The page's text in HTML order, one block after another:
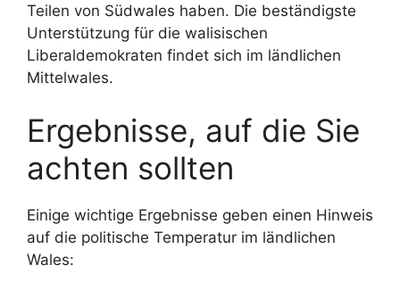
Teilen von Südwales haben. Die beständigste
Unterstützung für die walisischen
Liberaldemokraten findet sich im ländlichen
Mittelwales.
Ergebnisse, auf die Sie
achten sollten
Einige wichtige Ergebnisse geben einen Hinweis
auf die politische Temperatur im ländlichen
Wales: